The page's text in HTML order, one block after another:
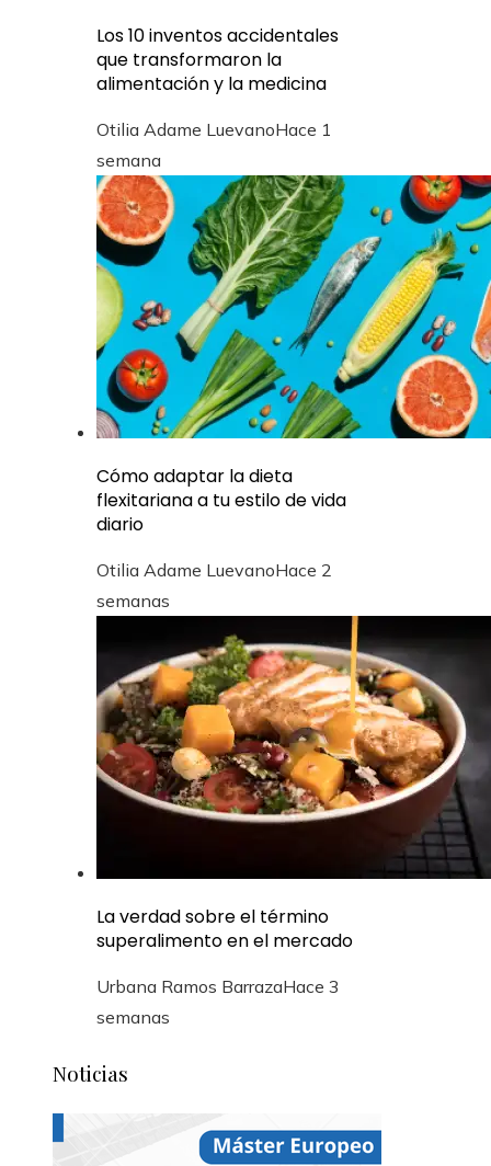
Los 10 inventos accidentales
que transformaron la
alimentación y la medicina
Otilia Adame LuevanoHace 1
semana
Cómo adaptar la dieta
flexitariana a tu estilo de vida
diario
Otilia Adame LuevanoHace 2
semanas
La verdad sobre el término
superalimento en el mercado
Urbana Ramos BarrazaHace 3
semanas
Noticias